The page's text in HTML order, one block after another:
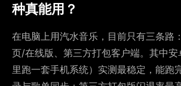
种真能用？
在电脑上用汽水音乐，目前只有三条路
页/在线版、第三方打包客户端。其中
里跑一套手机系统）实测最稳定，能跑